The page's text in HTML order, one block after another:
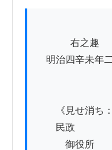
明治四辛未年
小
池上
《見せ消ち：
民政
御役所